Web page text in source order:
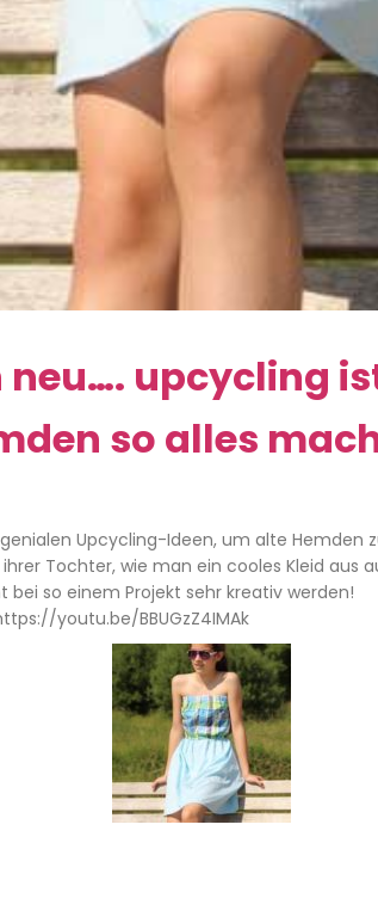
upcycling
so alles
Upcycling-Ideen, um alte Hemden
ihrer Tochter, wie man ein cooles Kleid aus
bei so einem Projekt sehr kreativ werden!
youtu.be/BBUGzZ4IMAk